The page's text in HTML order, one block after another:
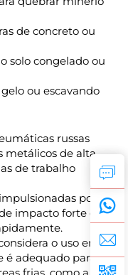
de concreto ou
solo congelado ou
ou escavando
russas
metálicos de alta
de trabalho
por ar
impacto forte e
o uso em
é adequado para